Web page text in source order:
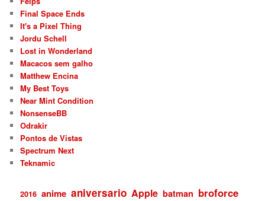
Final Space Ends
It's a Pixel Thing
Jordu Schell
Lost in Wonderland
Macacos sem galho
Matthew Encina
My Best Toys
Near Mint Condition
NonsenseBB
Odrakir
Pontos de Vistas
Spectrum Next
Teknamic
2016 anime aniversario Apple batman broforce